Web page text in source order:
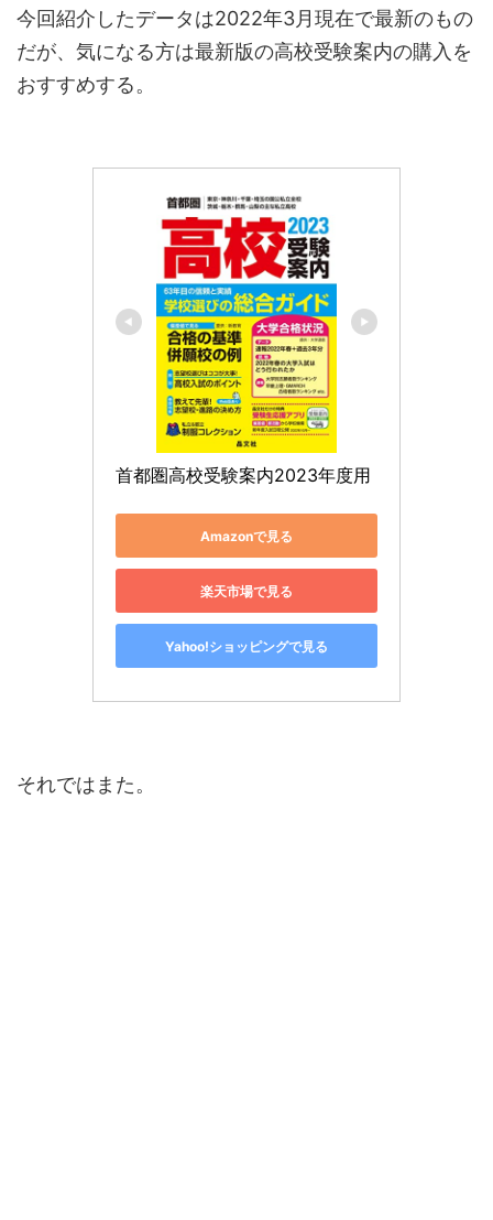
今回紹介したデータは2022年3月現在で最新のもの
だが、気になる方は最新版の高校受験案内の購入を
おすすめする。
首都圏高校受験案内2023年度用
Amazonで見る
楽天市場で見る
Yahoo!ショッピングで見る
それではまた。